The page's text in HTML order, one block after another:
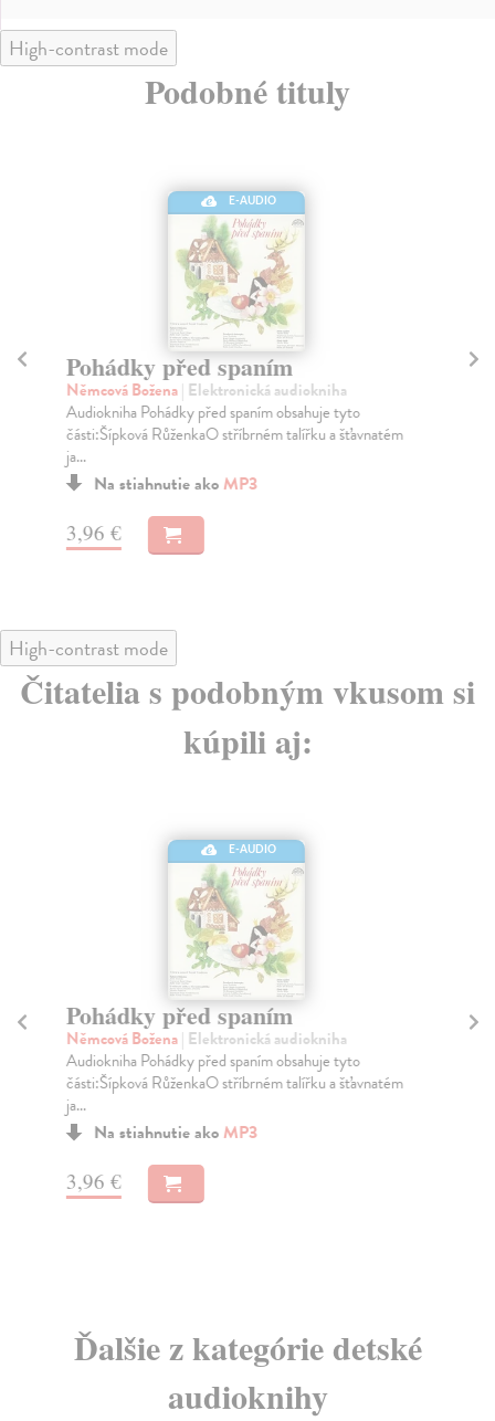
High-contrast mode
Podobné tituly
E-AUDIO
Pohádky před spaním
Němcová Božena| Elektronická audiokniha
Audiokniha Pohádky před spaním obsahuje tyto
části:Šípková RůženkaO stříbrném talířku a šťavnatém
ja...
Na stiahnutie akoMP3
3,96 €
High-contrast mode
Čitatelia s podobným vkusom si
kúpili aj:
E-AUDIO
Pohádky před spaním
Němcová Božena| Elektronická audiokniha
Audiokniha Pohádky před spaním obsahuje tyto
části:Šípková RůženkaO stříbrném talířku a šťavnatém
ja...
Na stiahnutie akoMP3
3,96 €
Ďalšie z kategórie detské
audioknihy